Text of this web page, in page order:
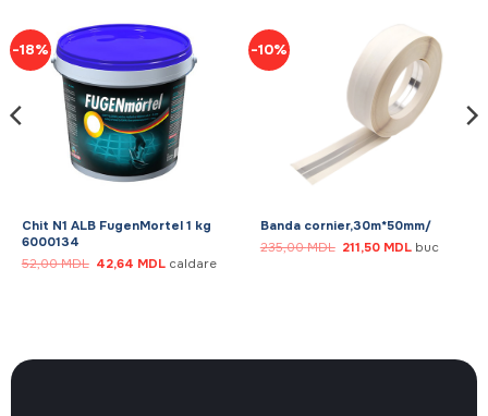
-18%
Chit N1 ALB FugenMortel 1 kg
6000134
52,00MDL Prețul
inițial
42,64 MDLPrețul
caldare
-10%
Banda cornier,30m*50mm/
235,00MDL Prețul
inițial
211,50 MDLPrețul
buc